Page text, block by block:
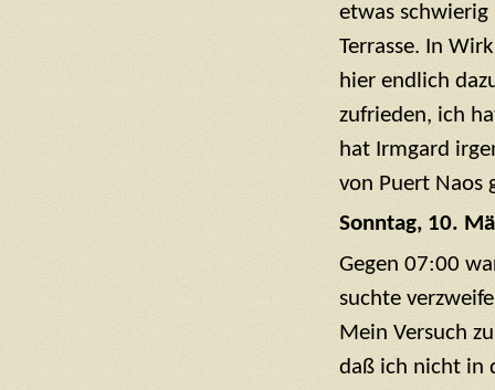
etwas
Terrasse. In
hier endlich
zufrieden, ich
hat Irmgard
von Puert Naos
Sonntag, 10.
Gegen 07:00
suchte
Mein Versuch
daß ich nicht in